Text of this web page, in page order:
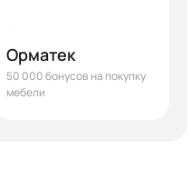
Орматек
50 000 бонусов на покупку
мебели